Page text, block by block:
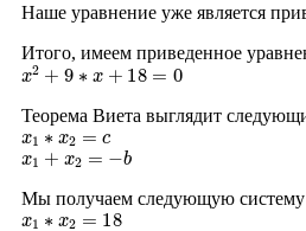
Наше уравнение уже является
Итого, имеем приведенное
x2+9∗x+18=0
Теорема Виета выглядит
x1∗x2= c
x1 + x2 =− b
Мы получаем следующую систему
x1∗x2=18